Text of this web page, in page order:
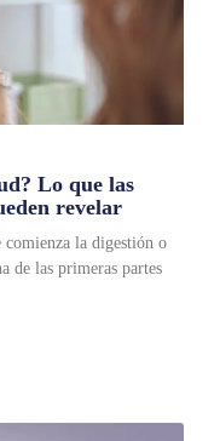
Lo que las
revelar
comienza la digestión o
de las primeras partes